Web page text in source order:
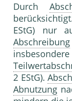
Durch
EStG) nur
Abschreibung
insbesondere
2 EStG).
Abnutzung